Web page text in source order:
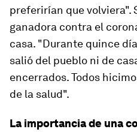
preferirían que volviera".
ganadora contra el
casa. "Durante quince
salió del pueblo ni de
encerrados. Todos
de la salud".
La importancia de una